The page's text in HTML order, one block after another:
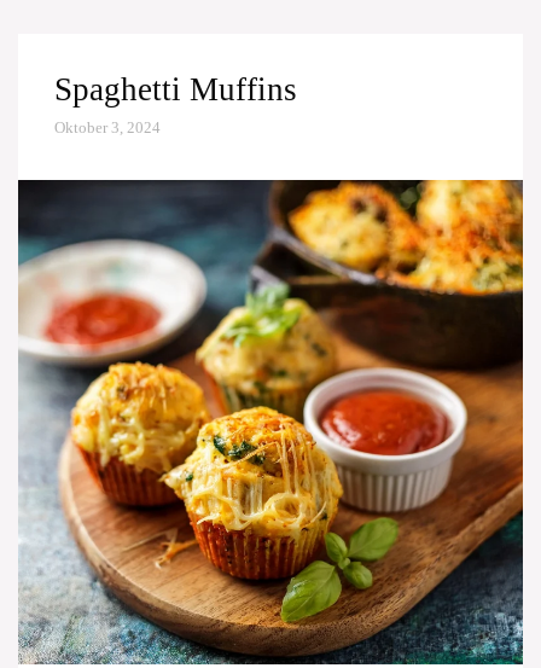
Spaghetti Muffins
Oktober 3, 2024